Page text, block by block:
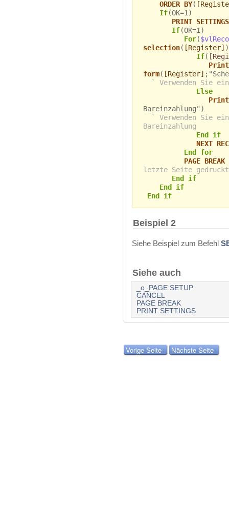
ORDER BY(
If(OK=1)
PRINT SETTINGS
If(OK=1)
For(
selection( [Register]
If(
Print
form( [Register]
` Verwenden Sie
Else
Bareinzahlung")
` Verwenden Sie
Bareinzahlung
End if
NEXT
End for
PAGE BREAK
letzte Seite
End if
End if
End if
Beispiel 2
Siehe Beispiel zum Befehl
Siehe auch
_o_PAGE SETUP
CANCEL
PAGE BREAK
PRINT SETTINGS
Vorige Seite Nächste Seite